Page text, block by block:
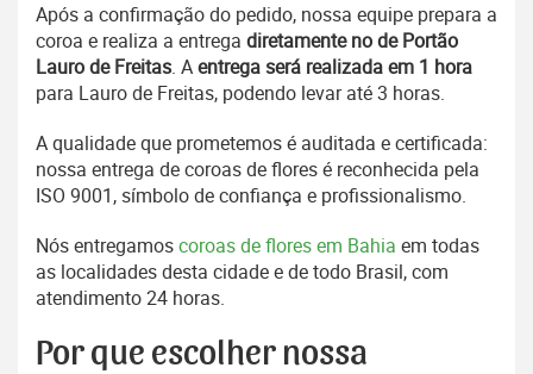
Após a confirmação do pedido, nossa equipe prepara a
coroa e realiza a entrega diretamente no de Portão
Lauro de Freitas. Aentrega será realizada em 1 hora
para Lauro de Freitas, podendo levar até 3 horas.
A qualidade que prometemos é auditada e certificada:
nossa entrega de coroas de flores é reconhecida pela
ISO 9001, símbolo de confiança e profissionalismo.
Nós entregamoscoroas de flores em Bahia em todas
as localidades desta cidade e de todo Brasil, com
atendimento 24 horas.
Por que escolher nossa